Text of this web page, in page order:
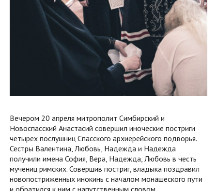
Вечером 20 апреля митрополит Симбирский и
Новоспасский Анастасий совершил иноческие постриги
четырех послушниц Спасского архиерейского подворья.
Сестры Валентина, Любовь, Надежда и Надежда
получили имена София, Вера, Надежда, Любовь в честь
мучениц римских. Совершив постриг, владыка поздравил
новопостриженных инокинь с началом монашеского пути
и обратился к ним с напутственным словом.